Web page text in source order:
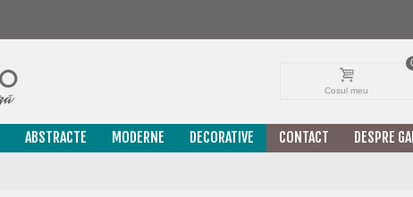
Cosul meu
ABSTRACTE MODERNE DECORATIVE CONTACT DESPRE